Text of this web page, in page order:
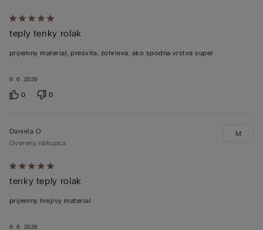
Hodnotenie:
5
z 5
9. 6. 2026
teply tenky rolak
prijemny material, presvita, zohrieva, ako spodna vrstva super
0 0
Hodnotenie:
5
z 5
9. 6. 2026
Daniela O
Overený nákupca
tenky teply rolak
prijemny hrejivy material
M